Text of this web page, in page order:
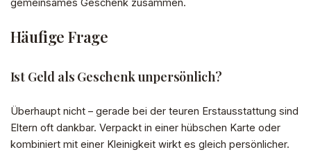
gemeinsames Geschenk zusammen.
Häufige Frage
Ist Geld als Geschenk unpersönlich?
Überhaupt nicht – gerade bei der teuren Erstausstattung sind
Eltern oft dankbar. Verpackt in einer hübschen Karte oder
kombiniert mit einer Kleinigkeit wirkt es gleich persönlicher.